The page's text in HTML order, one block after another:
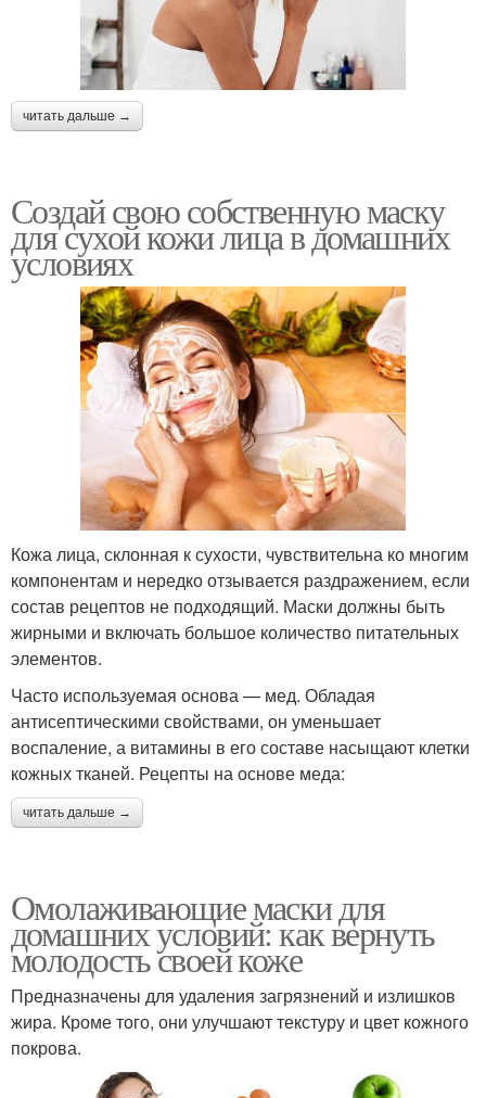
читать дальше →
Создай свою собственную маску
для сухой кожи лица в домашних
условиях
Кожа лица, склонная к сухости, чувствительна ко многим
компонентам и нередко отзывается раздражением, если
состав рецептов не подходящий. Маски должны быть
жирными и включать большое количество питательных
элементов.
Часто используемая основа — мед. Обладая
антисептическими свойствами, он уменьшает
воспаление, а витамины в его составе насыщают клетки
кожных тканей. Рецепты на основе меда:
читать дальше →
Омолаживающие маски для
домашних условий: как вернуть
молодость своей коже
Предназначены для удаления загрязнений и излишков
жира. Кроме того, они улучшают текстуру и цвет кожного
покрова.